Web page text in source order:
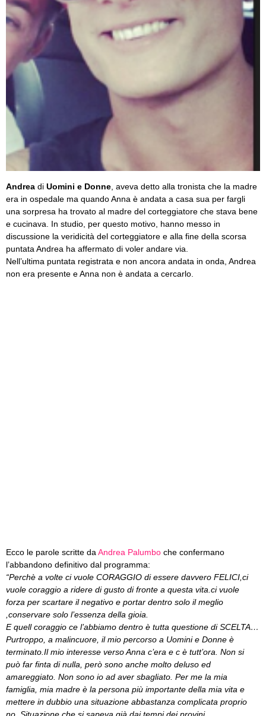
Andrea di Uomini e Donne , aveva detto alla tronista che la madre
era in ospedale ma quando Anna è andata a casa sua per fargli
una sorpresa ha trovato al madre del corteggiatore che stava bene
e cucinava. In studio, per questo motivo, hanno messo in
discussione la veridicità del corteggiatore e alla fine della scorsa
puntata Andrea ha affermato di voler andare via.
Nell’ultima puntata registrata e non ancora andata in onda, Andrea
non era presente e Anna non è andata a cercarlo.
Ecco le parole scritte da Andrea Palumbo che confermano
l’abbandono definitivo dal programma:
“Perchè a volte ci vuole CORAGGIO di essere davvero FELICI,ci
vuole coraggio a ridere di gusto di fronte a questa vita.ci vuole
forza per scartare il negativo e portar dentro solo il meglio
,conservare solo l’essenza della gioia.
E quell coraggio ce l’abbiamo dentro è tutta questione di SCELTA…
Purtroppo, a malincuore, il mio percorso a Uomini e Donne è
terminato.Il mio interesse verso Anna c’era e c è tutt’ora. Non si
può far finta di nulla, però sono anche molto deluso ed
amareggiato. Non sono io ad aver sbagliato. Per me la mia
famiglia, mia madre è la persona più importante della mia vita e
mettere in dubbio una situazione abbastanza complicata proprio